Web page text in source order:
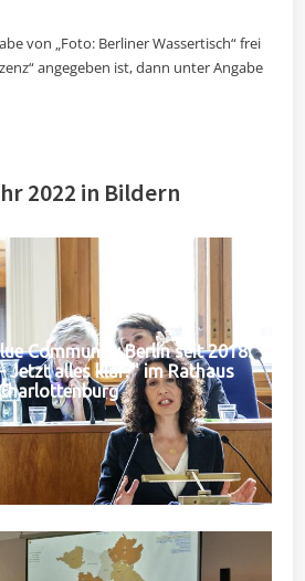
von „Foto: Berliner Wassertisch“ frei
angegeben ist, dann unter Angabe
2022 in Bildern
Community Berlin seit 2018:
Jetzt alles klar?" im Rathaus